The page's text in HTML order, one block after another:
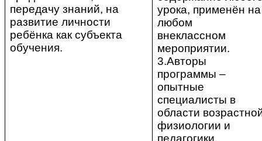
передачу знаний, на
развитие личности
ребёнка как субъекта
обучения.
урока, применён на
любом
внеклассном
мероприятии.
3.Авторы
программы –
опытные
специалисты в
области
физиологии и
педагогики.